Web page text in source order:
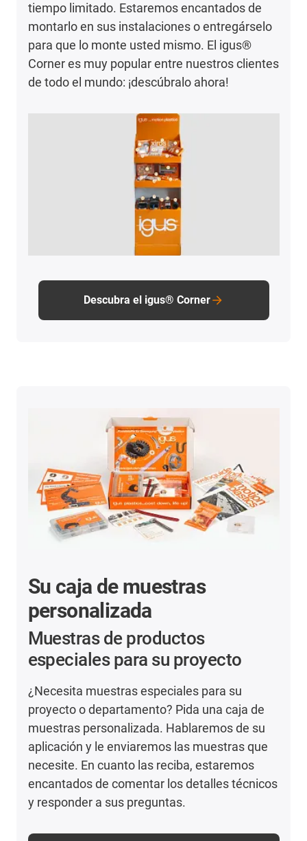
tiempo limitado. Estaremos encantados de
montarlo en sus instalaciones o entregárselo
para que lo monte usted mismo. El igus®
Corner es muy popular entre nuestros clientes
de todo el mundo: ¡descúbralo ahora!
Descubra el igus® Corner
Su caja de muestras
personalizada
Muestras de productos
especiales para su proyecto
¿Necesita muestras especiales para su
proyecto o departamento? Pida una caja de
muestras personalizada. Hablaremos de su
aplicación y le enviaremos las muestras que
necesite. En cuanto las reciba, estaremos
encantados de comentar los detalles técnicos
y responder a sus preguntas.